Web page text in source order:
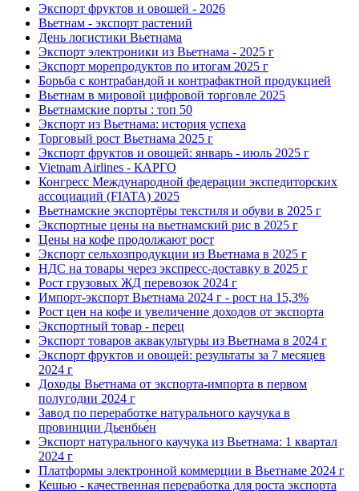
Экспорт фруктов и овощей - 2026
Вьетнам - экспорт растений
День логистики Вьетнама
Экспорт электроники из Вьетнама - 2025 г
Экспорт морепродуктов по итогам 2025 г
Борьба с контрабандой и контрафактной продукцией
Вьетнам в мировой цифровой торговле 2025
Вьетнамские порты : топ 50
Экспорт из Вьетнама: история успеха
Торговый рост Вьетнама 2025 г
Экспорт фруктов и овощей: январь - июль 2025 г
Vietnam Airlines - КАРГО
Конгресс Международной федерации экспедиторских
ассоциаций (FIATA) 2025
Вьетнамские экспортёры текстиля и обуви в 2025 г
Экспортные цены на вьетнамский рис в 2025 г
Цены на кофе продолжают рост
Экспорт сельхозпродукции из Вьетнама в 2025 г
НДС на товары через экспресс-доставку в 2025 г
Рост грузовых ЖД перевозок 2024 г
Импорт-экспорт Вьетнама 2024 г - рост на 15,3%
Рост цен на кофе и увеличение доходов от экспорта
Экспортный товар - перец
Экспорт товаров аквакультуры из Вьетнама в 2024 г
Экспорт фруктов и овощей: результаты за 7 месяцев
2024 г
Доходы Вьетнама от экспорта-импорта в первом
полугодии 2024 г
Завод по переработке натурального каучука в
провинции Дьенбье́н
Экспорт натурального каучука из Вьетнама: 1 квартал
2024 г
Платформы электронной коммерции в Вьетнаме 2024 г
Кешью - качественная переработка для роста экспорта